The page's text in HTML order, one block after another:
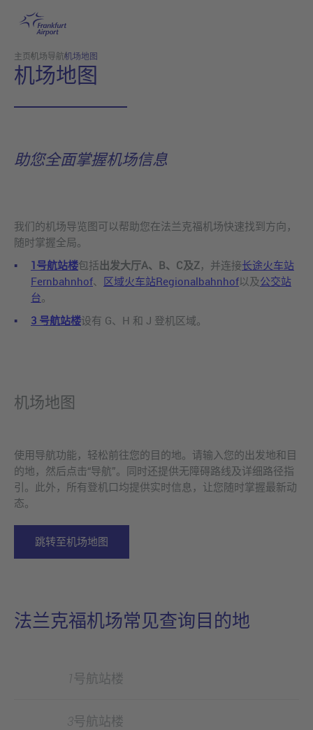
跳转至主页
主页机场导航机场地图
机场地图
助您全面掌握机场信息
我们的机场导览图可以帮助您在法兰克福机场快速找到方向，
随时掌握全局。
1号航站楼包括出发大厅A、B、C及Z，并连接长途火车站
Fernbahnhof、 区域火车站Regionalbahnhof以及公交站
台。
3 号航站楼设有 G、H 和 J 登机区域。
机场地图
使用导航功能，轻松前往您的目的地。请输入您的出发地和目
的地，然后点击“导航”。同时还提供无障碍路线及详细路径指
引。此外，所有登机口均提供实时信息，让您随时掌握最新动
态。
跳转至机场地图
法兰克福机场常见查询目的地
1号航站楼
3号航站楼